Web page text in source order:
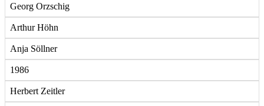
Georg Orzschig
Arthur Höhn
Anja Söllner
1986
Herbert Zeitler